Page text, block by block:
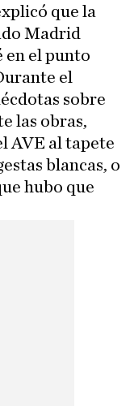
que la
Madrid
en el punto
el
sobre
las obras,
AVE al tapete
blancas, o
hubo que